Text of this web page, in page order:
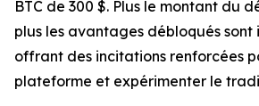
BTC de 300 $. Plus le montant du
plus les avantages débloqués sont
offrant des incitations renforcées
plateforme et expérimenter le